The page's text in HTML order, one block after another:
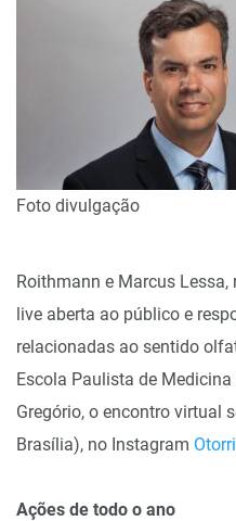
Foto divulgação
Roithmann e Marcus
live aberta ao público e
relacionadas ao sentido
Escola Paulista de
Gregório, o encontro virtual
Brasília), no Instagram
Ações de todo o ano